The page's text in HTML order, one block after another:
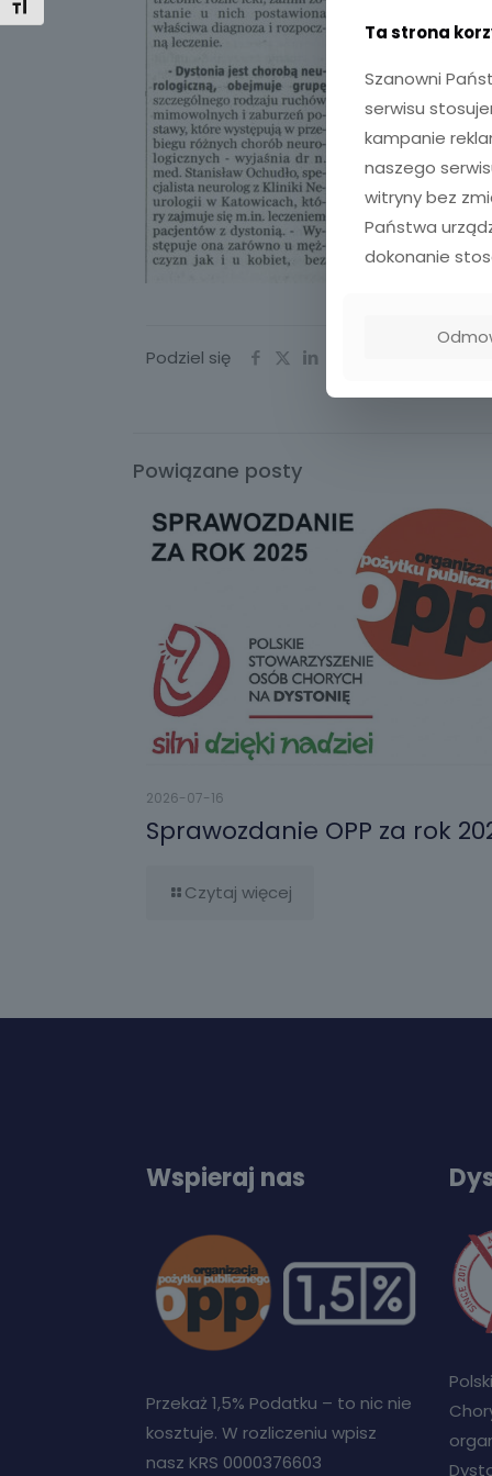
Toggle Font size
Podziel się
Powiązane posty
2026-07-16
Sprawozdanie OPP za rok
Czytaj więcej
Wspieraj nas
Przekaż 1,5% Podatku – to nic nie
kosztuje. W rozliczeniu wpisz
nasz KRS 0000376603
Ta strona
Szanowni
serwisu
kampanie
naszego
witryny bez
Państwa
dokonanie